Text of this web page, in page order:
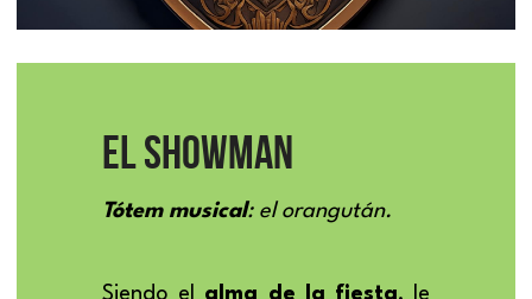
EL SHOWMAN
Tótem musical: el orangután.
Siendo el alma de la fiesta, le